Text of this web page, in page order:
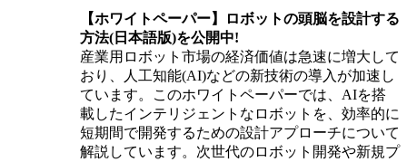
【ホワイトペーパー】ロボットの頭脳を設計する
方法(日本語版)を公開中!
産業用ロボット市場の経済価値は急速に増大して
おり、人工知能(AI)などの新技術の導入が加速し
ています。このホワイトペーパーでは、AIを搭
載したインテリジェントなロボットを、効率的に
短期間で開発するための設計アプローチについて
解説しています。次世代のロボット開発や新規プ